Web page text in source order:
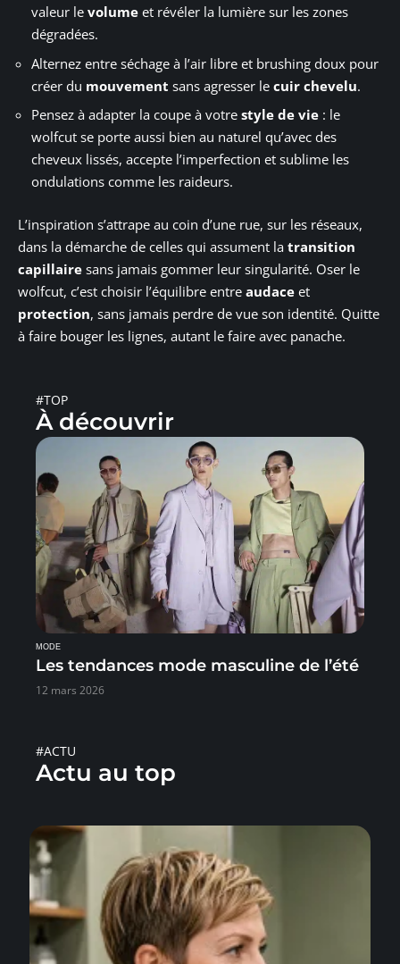
valeur le volume et révéler la lumière sur les zones
dégradées.
Alternez entre séchage à l’air libre et brushing doux pour
créer du mouvement sans agresser le cuir chevelu.
Pensez à adapter la coupe à votre style de vie : le
wolfcut se porte aussi bien au naturel qu’avec des
cheveux lissés, accepte l’imperfection et sublime les
ondulations comme les raideurs.
L’inspiration s’attrape au coin d’une rue, sur les réseaux,
dans la démarche de celles qui assument la transition
capillaire sans jamais gommer leur singularité. Oser le
wolfcut, c’est choisir l’équilibre entre audace et
protection, sans jamais perdre de vue son identité. Quitte
à faire bouger les lignes, autant le faire avec panache.
#TOP
À découvrir
MODE
Les tendances mode masculine de l’été
12 mars 2026
#ACTU
Actu au top